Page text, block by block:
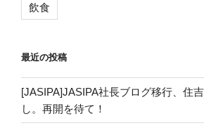
飲食
最近の投稿
[JASIPA]JASIPA社長ブログ移行、住
し。再開を待て！